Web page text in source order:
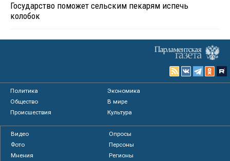
Государство поможет сельским пекарям испечь
колобок
Политика
Экономика
Общество
В мире
Происшествия
Культура
Видео
Опросы
Фото
Персоны
Мнения
Регионы